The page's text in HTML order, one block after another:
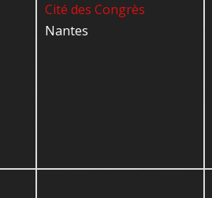
Cité des Congrès
Nantes